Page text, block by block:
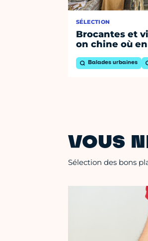
SÉLECTION
Brocantes et
on chine où
Balades urbaines
VOUS
Sélection des bons